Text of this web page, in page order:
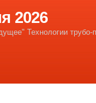
2026
Технологии трубо-